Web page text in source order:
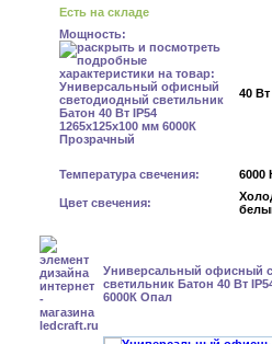
Есть на складе
Мощность:
40 Вт
Температура свечения: 6000
Цвет свечения:
Универсальный офисный
светильник Батон 40 Вт
6000К Опал